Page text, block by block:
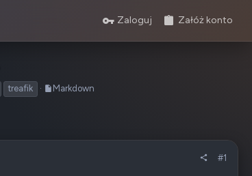
Zaloguj Załóż konto
treafik Markdown
#1